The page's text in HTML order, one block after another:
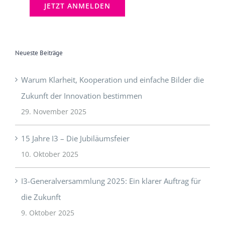
Neueste Beiträge
Warum Klarheit, Kooperation und einfache Bilder die
Zukunft der Innovation bestimmen
29. November 2025
15 Jahre I3 – Die Jubiläumsfeier
10. Oktober 2025
I3-Generalversammlung 2025: Ein klarer Auftrag für
die Zukunft
9. Oktober 2025